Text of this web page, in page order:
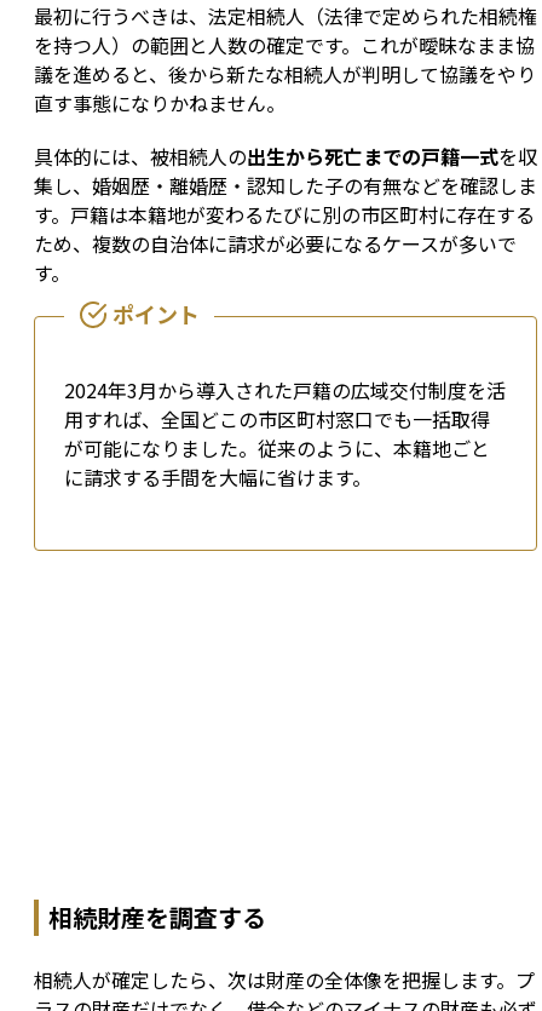
最初に行うべきは、法定相続人（法律で定められた相続権
を持つ人）の範囲と人数の確定です。これが曖昧なまま協
議を進めると、後から新たな相続人が判明して協議をやり
直す事態になりかねません。
具体的には、被相続人の出生から死亡までの戸籍一式を収
集し、婚姻歴・離婚歴・認知した子の有無などを確認しま
す。戸籍は本籍地が変わるたびに別の市区町村に存在する
ため、複数の自治体に請求が必要になるケースが多いで
す。
2024年3月から導入された戸籍の広域交付制度を活
用すれば、全国どこの市区町村窓口でも一括取得
が可能になりました。従来のように、本籍地ごと
に請求する手間を大幅に省けます。
相続財産を調査する
相続人が確定したら、次は財産の全体像を把握します。プ